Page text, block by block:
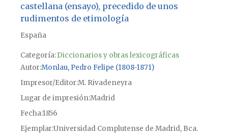
castellana (ensayo), precedido de unos
rudimentos de etimología
España
Categoría:Diccionarios y obras lexicográficas
Autor Monlau, Pedro Felipe (1808-1871)
Impresor/Editor M. Rivadeneyra
Lugar de impresiónMadrid
Fecha1856
Ejemplar Universidad Complutense de Madrid, Bca.